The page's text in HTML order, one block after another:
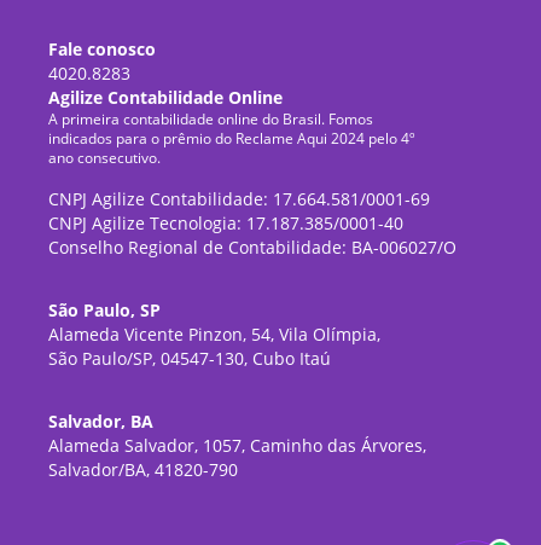
Fale conosco
4020.8283
Agilize Contabilidade Online
A primeira contabilidade online do Brasil. Fomos
indicados para o prêmio do Reclame Aqui 2024 pelo 4º
ano consecutivo.
CNPJ Agilize Contabilidade: 17.664.581/0001-69
CNPJ Agilize Tecnologia: 17.187.385/0001-40
Conselho Regional de Contabilidade: BA-006027/O
São Paulo, SP
Alameda Vicente Pinzon, 54, Vila Olímpia,
São Paulo/SP, 04547-130, Cubo Itaú
Salvador, BA
Alameda Salvador, 1057, Caminho das Árvores,
Salvador/BA, 41820-790